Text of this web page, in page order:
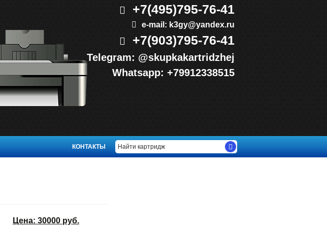
+7(495)795-76-41
e-mail: k3gy@yandex.ru
+7(903)795-76-41
Telegram: @skupkakartridzhej
Whatsapp: +79912338515
КОНТАКТЫ
Цена: 30000 руб.